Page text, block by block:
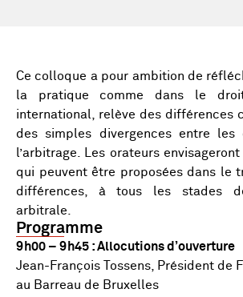
Ce colloque a pour ambition de
la pratique comme dans le
international, relève des différences
des simples divergences entre les
l’arbitrage. Les orateurs
qui peuvent être proposées dans le
différences, à tous les stades
arbitrale.
Programme
9h00 – 9h45 : Allocutions d’ouverture
Jean-François Tossens, Président de
au Barreau de Bruxelles